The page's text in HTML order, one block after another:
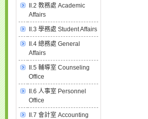
II.2 教務處 Academic
Affairs
II.3 學務處 Student Affairs
II.4 總務處 General
Affairs
II.5 輔導室 Counseling
Office
II.6 人事室 Personnel
Office
II.7 會計室 Accounting